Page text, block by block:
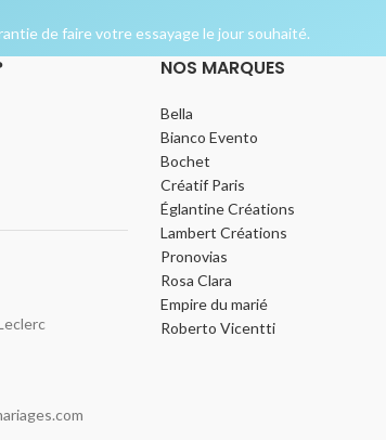
de faire votre essayage le jour souhaité.
NOS MARQUES
Bella
Bianco Evento
Bochet
Créatif Paris
Églantine Créations
Lambert Créations
Pronovias
Rosa Clara
Empire du marié
Roberto Vicentti